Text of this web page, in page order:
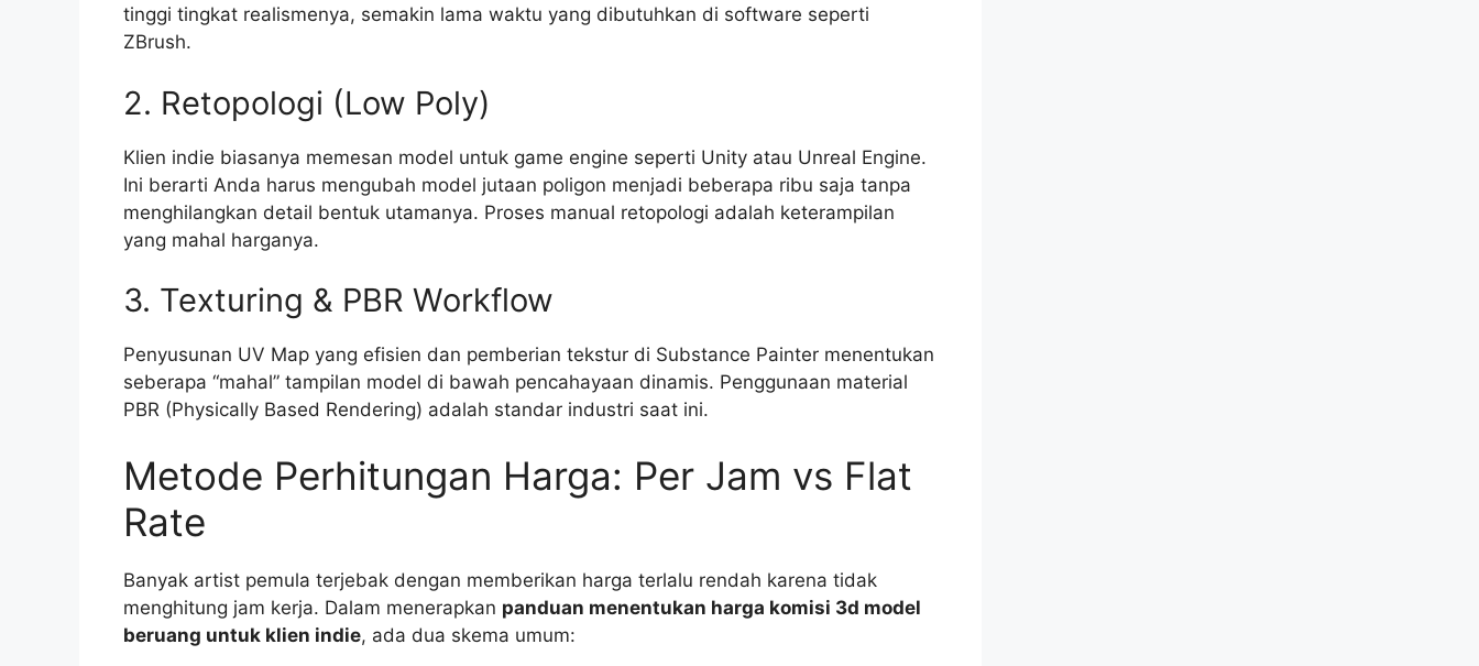
tinggi tingkat realismenya, semakin lama waktu yang dibutuhkan di software seperti
ZBrush.
2. Retopologi (Low Poly)
Klien indie biasanya memesan model untuk game engine seperti Unity atau Unreal Engine.
Ini berarti Anda harus mengubah model jutaan poligon menjadi beberapa ribu saja tanpa
menghilangkan detail bentuk utamanya. Proses manual retopologi adalah keterampilan
yang mahal harganya.
3. Texturing & PBR Workflow
Penyusunan UV Map yang efisien dan pemberian tekstur di Substance Painter menentukan
seberapa “mahal” tampilan model di bawah pencahayaan dinamis. Penggunaan material
PBR (Physically Based Rendering) adalah standar industri saat ini.
Metode Perhitungan Harga: Per Jam vs Flat
Rate
Banyak artist pemula terjebak dengan memberikan harga terlalu rendah karena tidak
menghitung jam kerja. Dalam menerapkan panduan menentukan harga komisi 3d model
beruang untuk klien indie, ada dua skema umum: